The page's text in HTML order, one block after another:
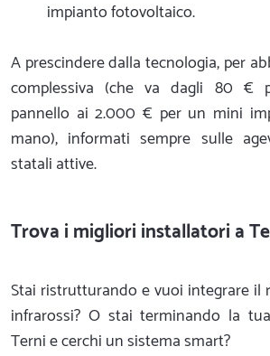
impianto fotovoltaico.
A prescindere dalla tecnologia, per
complessiva (che va dagli 80 €
pannello ai 2.000 € per un mini
mano), informati sempre sulle
statali attive.
Trova i migliori installatori a
Stai ristrutturando e vuoi integrare il
infrarossi? O stai terminando la
Terni e cerchi un sistema smart?